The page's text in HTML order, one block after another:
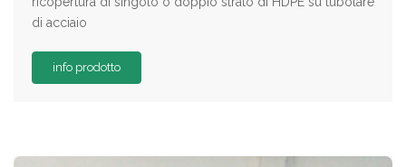
di acciaio
info prodotto